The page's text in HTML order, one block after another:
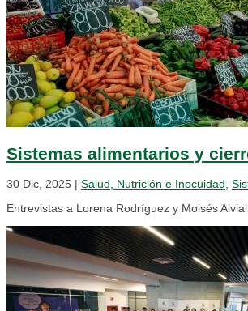
Sistemas alimentarios y
30 Dic, 2025 | Salud, Nutrición e Inocuidad
Entrevistas a Lorena Rodríguez y Moisés